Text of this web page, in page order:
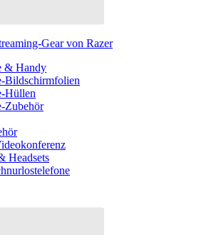
Gear von Razer
& Handy
Bildschirmfolien
Hüllen
Zubehör
Headsets